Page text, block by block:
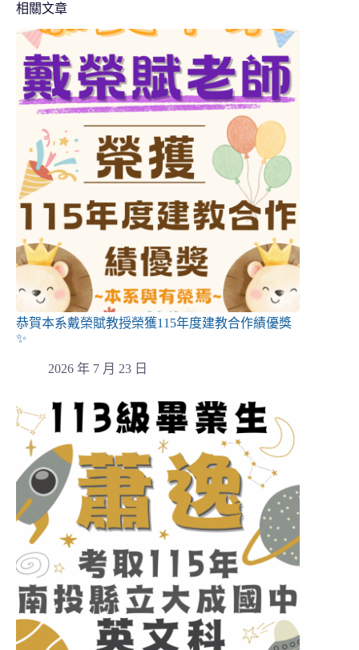
相關文章
恭賀本系戴榮賦教授榮獲115年度建教合作績優獎
✨
2026 年 7 月 23 日